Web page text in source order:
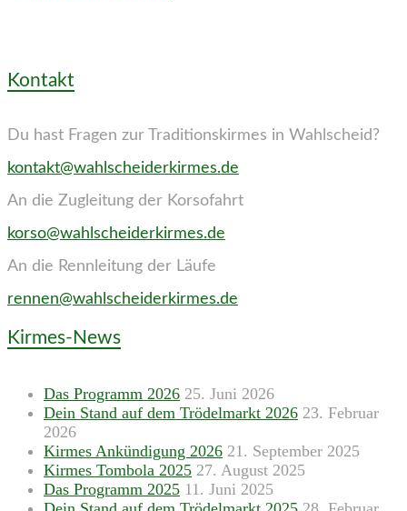
Kontakt
Du hast Fragen zur Traditionskirmes in Wahlscheid?
kontakt@wahlscheiderkirmes.de
An die Zugleitung der Korsofahrt
korso@wahlscheiderkirmes.de
An die Rennleitung der Läufe
rennen@wahlscheiderkirmes.de
Kirmes-News
Das Programm 2026 25. Juni 2026
Dein Stand auf dem Trödelmarkt 2026 23. Februar
2026
Kirmes Ankündigung 2026 21. September 2025
Kirmes Tombola 2025 27. August 2025
Das Programm 2025 11. Juni 2025